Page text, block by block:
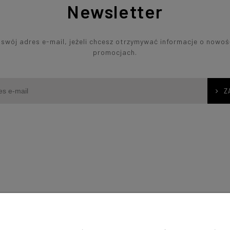
Newsletter
adres e-mail, jeżeli chcesz otrzymywać informacje o
promocjach.
Moje konto